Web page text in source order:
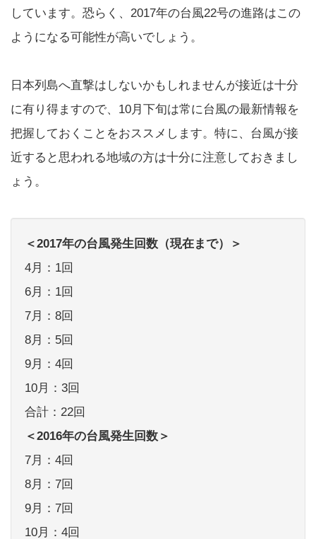
に有り得ますので、10月下旬は常に台風の最新情報を
把握しておくことをおススメします。特に、台風が接
ょう。
7月：8回
8月：5回
9月：4回
10月：3回
合計：22回
＜2016年の台風発生回数＞
7月：4回
8月：7回
9月：7回
10月：4回
11月：3回
12月：1回
合計：26回